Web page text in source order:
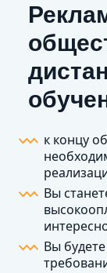
к концу
Вы
Вы